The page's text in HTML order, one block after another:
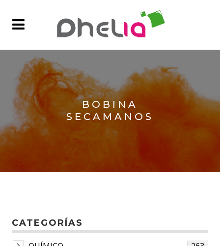
BOBINA
SECAMANOS
CATEGORÍAS